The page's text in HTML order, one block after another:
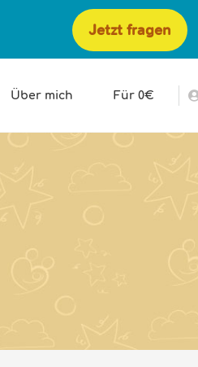
Jetzt fragen
Über mich Für 0€